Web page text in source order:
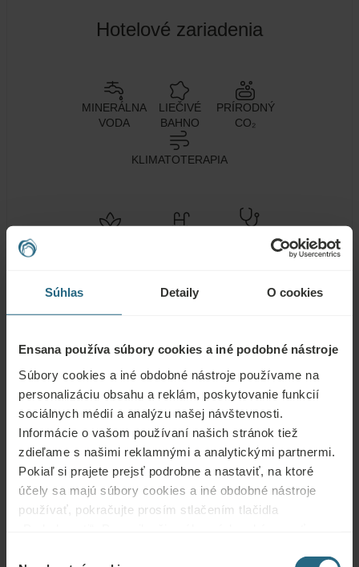
Súhlas Detaily O cookies
Ensana používa súbory cookies a iné podobné nástroje
Súbory cookies a iné obdobné nástroje používame na
personalizáciu obsahu a reklám, poskytovanie funkcií
sociálnych médií a analýzu našej návštevnosti.
Informácie o vašom používaní našich stránok tiež
zdieľame s našimi reklamnými a analytickými partnermi.
Pokiaľ si prajete prejsť podrobne a nastaviť, na ktoré
účely sa majú súbory cookies a iné obdobné nástroje
používať, pokračujte prosím stlačením tlačidla
Hotelové zariadenia
MINERÁLNA
VODA
LIEČIVÉ
BAHNO
PRÍRODNÝ
CO₂
KLIMATOTERAPIA
miestnosti
24h recepcia
garáž
Parkovisko
Bezbariérový
prístup
Nefajčiarske
Bezplatné služby